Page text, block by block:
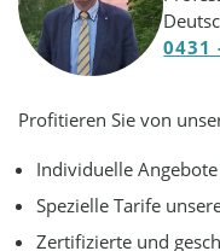
0431
Profitieren Sie von
Individuelle
Spezielle Tarife
Zertifizierte und